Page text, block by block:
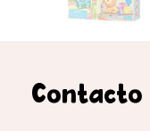
Contacto